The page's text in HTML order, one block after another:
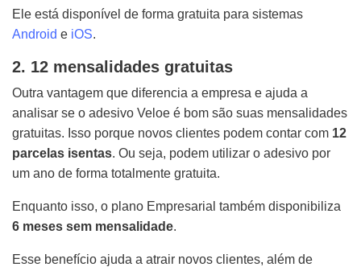
Ele está disponível de forma gratuita para sistemas
Android e iOS.
2. 12 mensalidades gratuitas
Outra vantagem que diferencia a empresa e ajuda a
analisar se o adesivo Veloe é bom são suas mensalidades
gratuitas. Isso porque novos clientes podem contar com 12
parcelas isentas. Ou seja, podem utilizar o adesivo por
um ano de forma totalmente gratuita.
Enquanto isso, o plano Empresarial também disponibiliza
6 meses sem mensalidade.
Esse benefício ajuda a atrair novos clientes, além de